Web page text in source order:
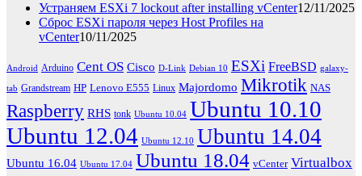
Устраняем ESXi 7 lockout after installing vCenter12/11/2025
Сброс ESXi пароля через Host Profiles на
vCenter10/11/2025
Android Arduino Cent OS Cisco D-Link Debian 10 ESXi FreeBSD galaxy-
tab Grandstream HP Lenovo E555 Linux Majordomo Mikrotik NAS
Raspberry RHS tonk Ubuntu 10.04 Ubuntu 10.10
Ubuntu 12.04 Ubuntu 12.10 Ubuntu 14.04
Ubuntu 16.04 Ubuntu 17.04 Ubuntu 18.04 vCenter Virtualbox